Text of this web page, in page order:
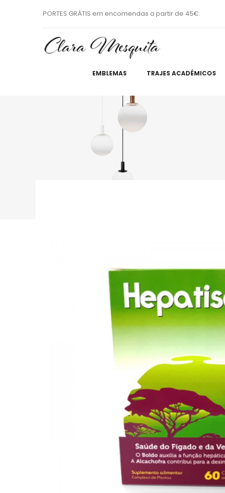
PORTES GRÁTIS em encomendas a partir de 45€.
EMBLEMAS TRAJES ACADÉMICOS